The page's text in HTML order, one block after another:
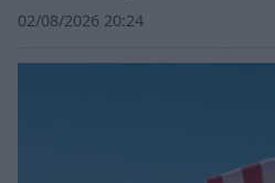
02/08/2026 20:24